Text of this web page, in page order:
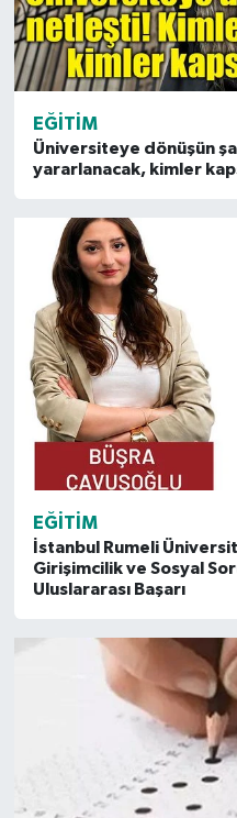
EĞITIM
Üniversiteye dönüşün
yararlanacak, kimler
EĞITIM
İstanbul Rumeli
Girişimcilik ve Sosyal
Uluslararası Başarı